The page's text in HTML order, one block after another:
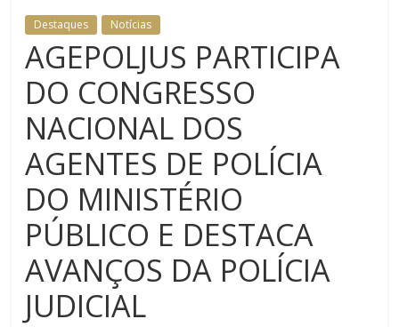
Destaques Notícias
AGEPOLJUS PARTICIPA
DO CONGRESSO
NACIONAL DOS
AGENTES DE POLÍCIA
DO MINISTÉRIO
PÚBLICO E DESTACA
AVANÇOS DA POLÍCIA
JUDICIAL